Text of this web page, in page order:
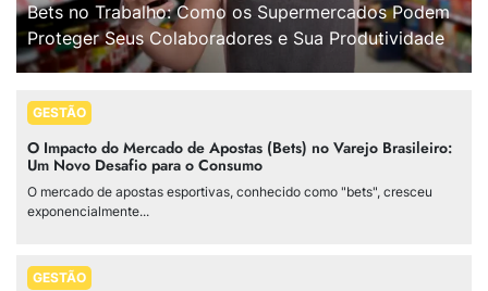
Bets no Trabalho: Como os Supermercados Podem
Proteger Seus Colaboradores e Sua Produtividade
GESTÃO
O Impacto do Mercado de Apostas (Bets) no Varejo Brasileiro:
Um Novo Desafio para o Consumo
O mercado de apostas esportivas, conhecido como "bets", cresceu
exponencialmente...
GESTÃO